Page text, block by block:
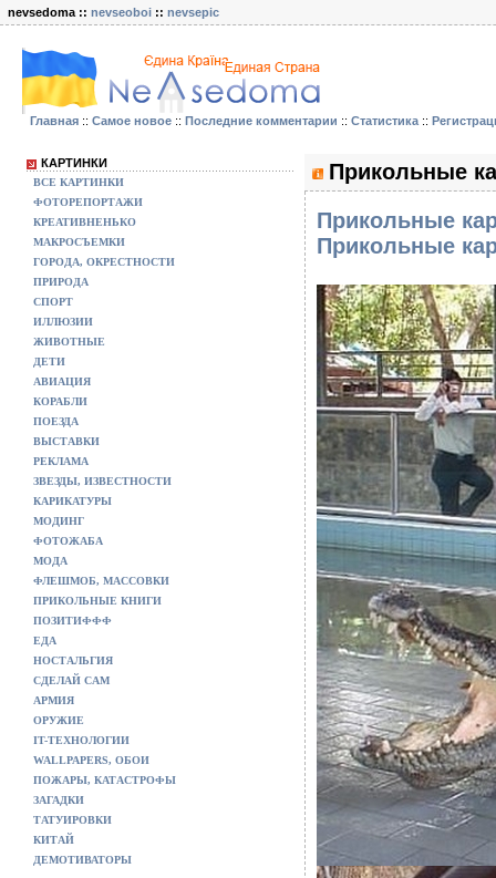
nevsedoma :: nevseoboi :: nevsepic
Главная :: Самое новое :: Последние комментарии :: Статистика ::
КАРТИНКИ
ВСЕ КАРТИНКИ
ФОТОРЕПОРТАЖИ
КРЕАТИВНЕНЬКО
МАКРОСЪЕМКИ
ГОРОДА, ОКРЕСТНОСТИ
ПРИРОДА
СПОРТ
ИЛЛЮЗИИ
ЖИВОТНЫЕ
ДЕТИ
АВИАЦИЯ
КОРАБЛИ
ПОЕЗДА
ВЫСТАВКИ
РЕКЛАМА
ЗВЕЗДЫ, ИЗВЕСТНОСТИ
КАРИКАТУРЫ
МОДИНГ
ФОТОЖАБА
МОДА
ФЛЕШМОБ, МАССОВКИ
ПРИКОЛЬНЫЕ КНИГИ
ПОЗИТИФФФ
ЕДА
НОСТАЛЬГИЯ
СДЕЛАЙ САМ
АРМИЯ
ОРУЖИЕ
IT-ТЕХНОЛОГИИ
WALLPAPERS, ОБОИ
ПОЖАРЫ, КАТАСТРОФЫ
ЗАГАДКИ
ТАТУИРОВКИ
КИТАЙ
ДЕМОТИВАТОРЫ
Прикольные
Прикольные
Прикольные